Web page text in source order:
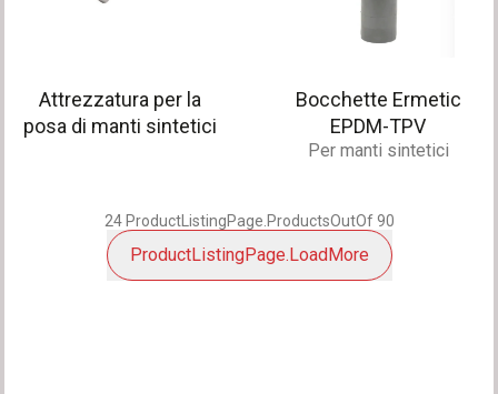
Attrezzatura per la
posa di manti sintetici
Bocchette Ermetic
EPDM-TPV
Per manti sintetici
24 ProductListingPage.ProductsOutOf 90
ProductListingPage.LoadMore